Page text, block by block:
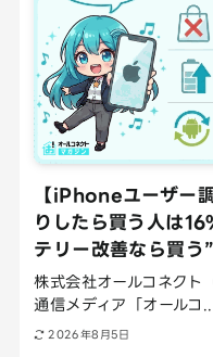
【iPhoneユーザー
りしたら買う人は
テリー改善なら買
株式会社オールコネクト
通信メディア「オールコ...
2026年8月5日